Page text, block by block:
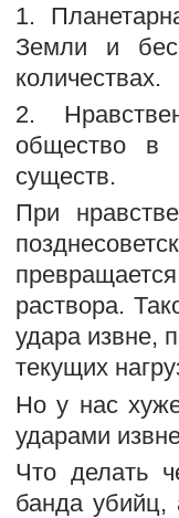
1.
Земли и
количествах.
2.
общество в
существ.
При
раствора.
удара извне,
текущих
Но у нас
ударами
Что делать
банда убийц,